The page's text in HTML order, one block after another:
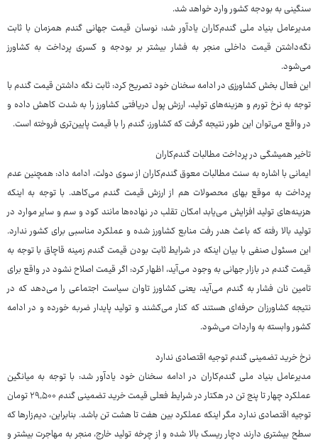
سنگینی به بودجه کشور وارد خواهد شد.
مدیرعامل بنیاد ملی گندم‌کاران یادآور شد: نوسان قیمت جهانی گندم همزمان با ثابت
نگه‌داشتن قیمت داخلی منجر به فشار بیشتر بر بودجه و کسری پرداخت به کشاورز
می‌شود.
این فعال بخش کشاورزی در ادامه سخنان خود تصریح کرد: ثابت نگه داشتن قیمت گندم با
توجه به نرخ تورم و هزینه‌های تولید، ارزش پول دریافتی کشاورز را به شدت کاهش داده و
در واقع می‌توان این طور نتیجه گرفت که کشاورز، گندم را با قیمت پایین‌تری فروخته است.
تاخیر همیشگی در پرداخت مطالبات گندم‌کاران
ایمانی با اشاره به سنت مطالبات معوق گندم‌کاران از سوی دولت، ادامه داد: همچنین عدم
پرداخت به موقع بهای محصولات هم از ارزش قیمت گندم می‌کاهد. با توجه به اینکه
هزینه‌های تولید افزایش می‌یابد امکان تقلب در نهاده‌ها مانند کود و سم و سایر موارد در
تولید بالا رفته که باعث هدر رفت منابع کشاورز شده و عملکرد مناسبی برای کشور ندارد.
این مسئول صنفی با بیان اینکه در شرایط ثابت بودن قیمت گندم زمینه قاچاق با توجه به
قیمت گندم در بازار جهانی به وجود می‌آید، اظهار کرد: اگر قیمت اصلاح نشود در واقع برای
تامین نان فشار به گندم می‌آید، یعنی کشاورز تاوان سیاست اجتماعی را می‌دهد که در
نتیجه کشاورزان حرفه‌ای هستند که کنار می‌کشند و تولید پایدار ضربه خورده و در ادامه
کشور وابسته به واردات می‌شود.
نرخ خرید تضمینی گندم توجیه اقتصادی ندارد
مدیرعامل بنیاد ملی گندم‌کاران در ادامه سخنان خود یادآور شد: با توجه به میانگین
عملکرد چهار تا پنج تن در هکتار در شرایط فعلی قیمت خرید تضمینی گندم ۲۹,۵۰۰ تومان
توجیه اقتصادی ندارد مگر اینکه عملکرد بین هفت تا هشت تن باشد. بنابراین، دیم‌زارها که
سطح بیشتری دارند دچار ریسک بالا شده و از چرخه تولید خارج، منجر به مهاجرت بیشتر و